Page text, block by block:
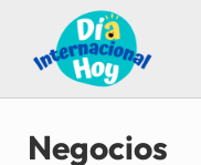
Saltar al contenido
Skip to after header
Skip to site footer
Día
Guía para saber qué día
Negocios